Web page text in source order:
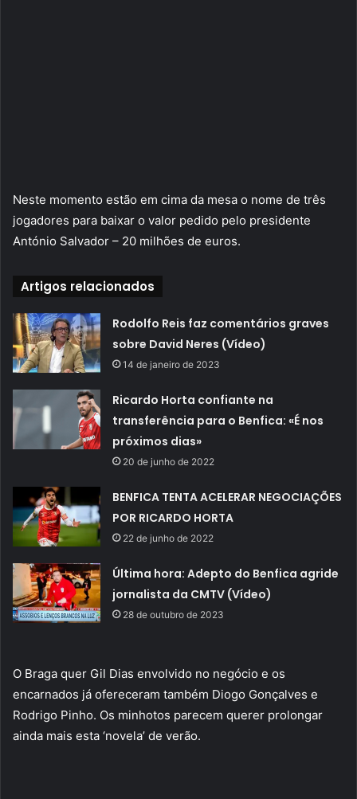
Neste momento estão em cima da mesa o nome de três
jogadores para baixar o valor pedido pelo presidente
António Salvador – 20 milhões de euros.
Artigos relacionados
Rodolfo Reis faz comentários graves
sobre David Neres (Vídeo)
14 de janeiro de 2023
Ricardo Horta confiante na
transferência para o Benfica: «É nos
próximos dias»
20 de junho de 2022
BENFICA TENTA ACELERAR NEGOCIAÇÕES
POR RICARDO HORTA
22 de junho de 2022
Última hora: Adepto do Benfica agride
jornalista da CMTV (Vídeo)
28 de outubro de 2023
O Braga quer Gil Dias envolvido no negócio e os
encarnados já ofereceram também Diogo Gonçalves e
Rodrigo Pinho. Os minhotos parecem querer prolongar
ainda mais esta ‘novela’ de verão.